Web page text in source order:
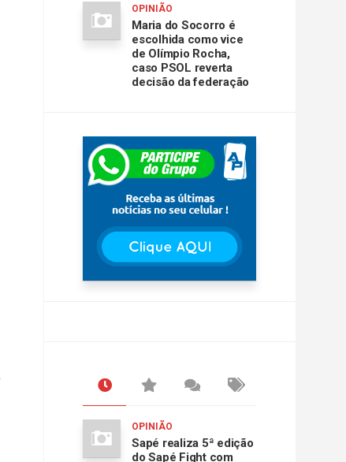
OPINIÃO
Maria do Socorro é
escolhida como vice
de Olímpio Rocha,
caso PSOL reverta
decisão da federação
OPINIÃO
Sapé realiza 5ª edição
do Sapé Fight com